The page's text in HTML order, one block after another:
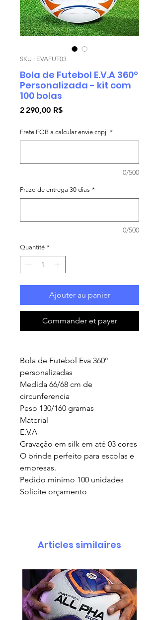
SKU : EVAFUT03
Bola de Futebol E.V.A 360º
Personalizada - kit com
100 bolas
2 290,00 R$Prix
Frete FOB a calcular envie cnpj *
0/500
Prazo de entrega 30 dias *
0/500
Quantité *
Ajouter au panier
Commander et payer
Bola de Futebol Eva 360º
personalizadas
Medida 66/68 cm de
circunferencia
Peso 130/160 gramas
Material
E.V.A
Gravação em silk em até 03 cores
O brinde perfeito para escolas e
empresas.
Pedido minimo 100 unidades
Solicite orçamento
Articles similaires